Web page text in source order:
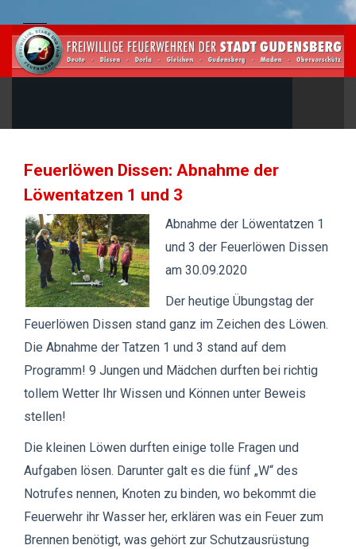
Feuerlöwen Dissen: Abnahme der
Löwentatzen 1 und 3
Abnahme der Löwentatzen 1
und 3 der Feuerlöwen Dissen
am 30.09.2020
Der heutige Übungstag der
Feuerlöwen Dissen stand ganz im Zeichen des Löwen.
Die Abnahme der Tatzen 1 und 3 stand auf dem
Programm! 9 Jungen und Mädchen durften bei richtig
tollem Wetter Ihr Wissen und Können unter Beweis
stellen!
Die kleinen Löwen durften einige tolle Fragen und
Aufgaben lösen. Darunter galt es die fünf „W“ des
Notrufes nennen, Knoten zu binden, wo bekommt die
Feuerwehr ihr Wasser her, erklären was ein Feuer zum
Brennen benötigt, was gehört zur Schutzausrüstung